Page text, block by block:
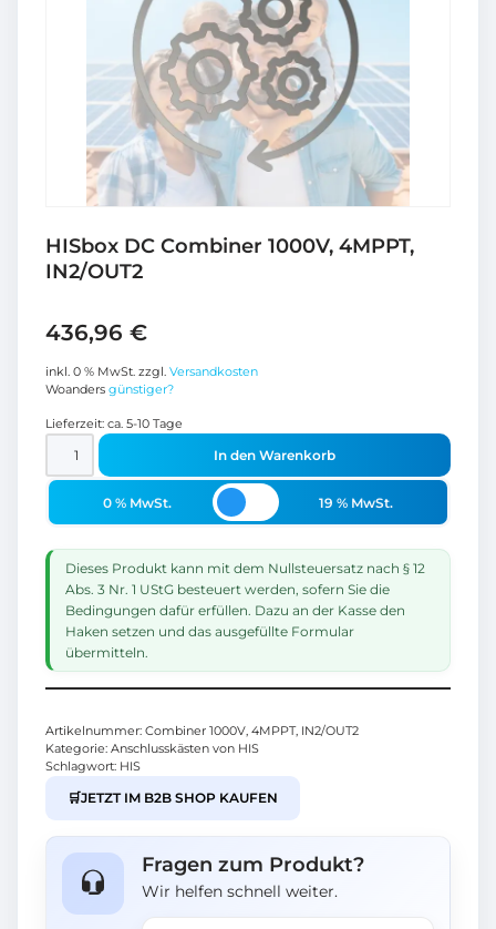
HISbox DC Combiner 1000V, 4MPPT,
IN2/OUT2
436,96 €
inkl. 0 % MwSt. zzgl. Versandkosten
Woanders günstiger?
Lieferzeit: ca. 5-10 Tage
In den Warenkorb
0 % MwSt. 19 % MwSt.
Dieses Produkt kann mit dem Nullsteuersatz nach § 12
Abs. 3 Nr. 1 UStG besteuert werden, sofern Sie die
Bedingungen dafür erfüllen. Dazu an der Kasse den
Haken setzen und das ausgefüllte Formular
übermitteln.
Artikelnummer: Combiner 1000V, 4MPPT, IN2/OUT2
Kategorie: Anschlusskästen von HIS
Schlagwort: HIS
🛒JETZT IM B2B SHOP KAUFEN
Fragen zum Produkt?
Wir helfen schnell weiter.